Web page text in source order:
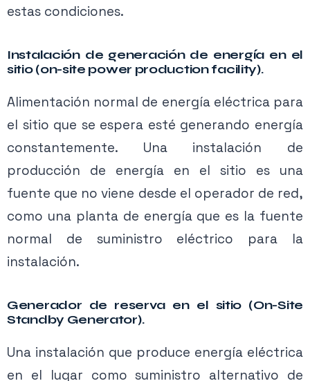
están cubiertos por el Artículo 695, estas
acometida de la bomba contra incendios o el
alimentador.
En general, los requisitos del Artículo 695 son
independientes de los del Artículo 700, a
menos que el AHJ (Authority Having
Jurisdiction, autoridad competente) disponga
lo contrario.La única excepción a esto es la
referencia específica en 695.4 (B) (3) (b).
alcance del art. 695.
estas condiciones.
Instalación de generación de energía en el
sitio (on-site power production facility).
Alimentación normal de energía eléctrica para
el sitio que se espera esté generando energía
constantemente. Una instalación de
producción de energía en el sitio es una
fuente que no viene desde el operador de red,
como una planta de energía que es la fuente
normal de suministro eléctrico para la
instalación.
Generador de reserva en el sitio (On-Site
Standby Generator).
Una instalación que produce energía eléctrica
en el lugar como suministro alternativo de